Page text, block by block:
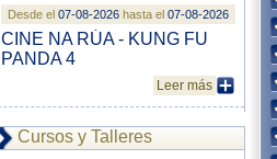
Desde el 07-08-2026 hasta el 07-08-2026
CINE NA RÚA - KUNG FU
PANDA 4
Leer más
Cursos y Talleres